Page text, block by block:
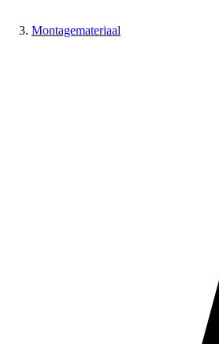
Montagemateriaal